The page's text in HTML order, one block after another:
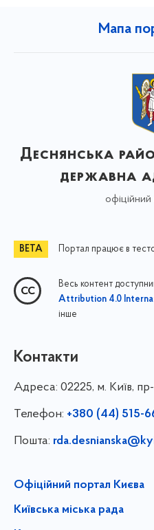
Мапа
Деснянська
державна
Портал працює в
Весь контент
Attribution 4.0
інше
Контакти
Адреса: 02225, м. Київ,
Телефон: +380 (44) 515-
Пошта:
Офіційний портал Києва
Київська міська рада